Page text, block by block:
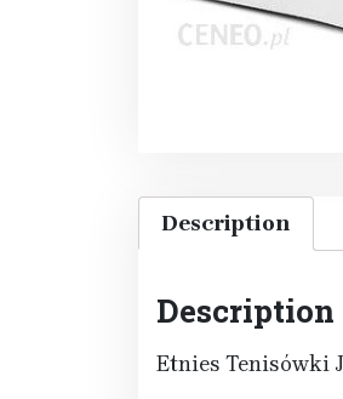
Description
Description
Etnies Tenisówki